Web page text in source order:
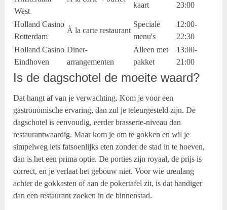
West
kaart 23:00
Holland Casino
Rotterdam
À la carte restaurant
Speciale
menu's
12:00-
22:30
Holland Casino
Eindhoven
Diner-
arrangementen
Alleen met
pakket
13:00-
21:00
Is de dagschotel de moeite waard?
Dat hangt af van je verwachting. Kom je voor een
gastronomische ervaring, dan zul je teleurgesteld zijn. De
dagschotel is eenvoudig, eerder brasserie-niveau dan
restaurantwaardig. Maar kom je om te gokken en wil je
simpelweg iets fatsoenlijks eten zonder de stad in te hoeven,
dan is het een prima optie. De porties zijn royaal, de prijs is
correct, en je verlaat het gebouw niet. Voor wie urenlang
achter de gokkasten of aan de pokertafel zit, is dat handiger
dan een restaurant zoeken in de binnenstad.